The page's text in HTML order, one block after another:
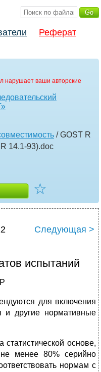
Реферат
нарушает ваши авторские
/ GOST R
14.1-93).doc
☆
Следующая >
испытаний
для включения
и другие нормативные
основе,
не менее 80% серийно
нормам с